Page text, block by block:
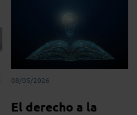
08/05/2026
El derecho a la